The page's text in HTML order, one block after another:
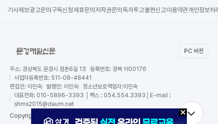
기사제보광고문의 구독신청제휴문의 저작권문의 독자투고불편신고이용약관개인정보처
PC 버전
주소: 경상북도 문경시 점촌6길 13 등록번호: 경북 아00176
사업자등록번호: 511-08-48441
편집인: 이민숙 발행인: 이민숙 청소년보호책임자:이민숙
대표전화: 010-5896-3393 │팩스 : 054.554.3393│E-mail :
shms2015@daum.net
Copyright by 문경매일신문,